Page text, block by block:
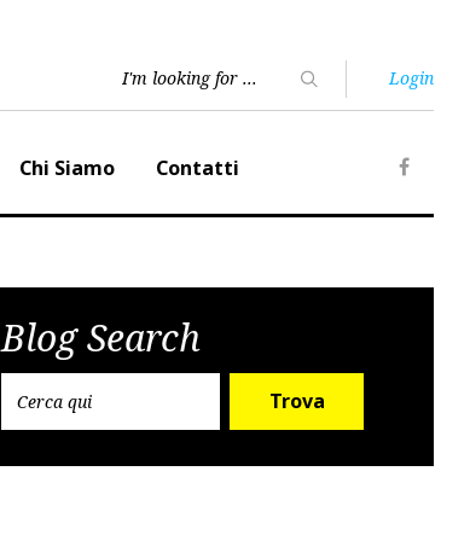
Login
Chi Siamo
Contatti
Blog Search
Trova